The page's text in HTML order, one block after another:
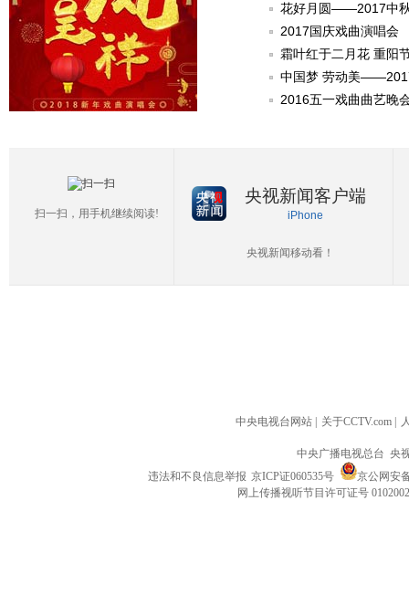
花好月圆——2017中
2017国庆戏曲演唱会
霜叶红于二月花 重阳
中国梦 劳动美
2016五一戏曲曲艺晚
扫一扫，用手机继续阅读!
央视新闻客户端
iPhone
央视新闻移动看！
中央电视台网站 关于CCTV.com
中央广播电视总台 央
违法和不良信息举报 京ICP证060535号
京公网安
网上传播视听节目许可证号